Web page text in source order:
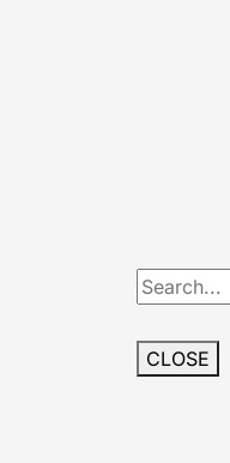
Search
for:
CLOSE